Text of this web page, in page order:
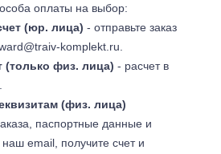
оплаты на выбор:
(юр. лица) - отправьте заказ
komplekt.ru
(только физ. лица) - расчет в
(физ. лица)
паспортные данные и
email, получите счет и